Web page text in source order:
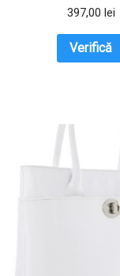
397,00 lei
Verifică